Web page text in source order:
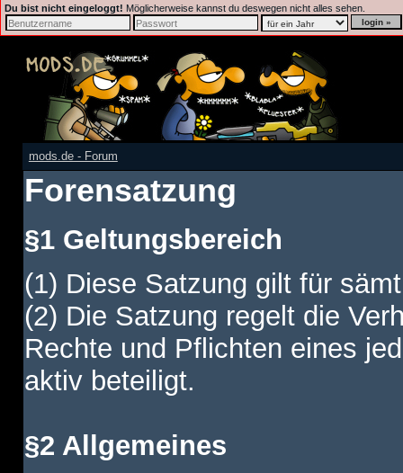
Du bist nicht eingeloggt! Möglicherweise kannst du deswegen nicht alles sehen.
mods.de - Forum
Forensatzung
§1 Geltungsbereich
(1) Diese Satzung gilt für
(2) Die Satzung regelt die
Rechte und Pflichten eines
aktiv beteiligt.
§2 Allgemeines